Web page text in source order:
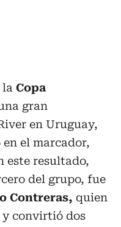
Copa
gran
en Uruguay,
el marcador,
este resultado,
del grupo, fue
Contreras, quien
y convirtió dos